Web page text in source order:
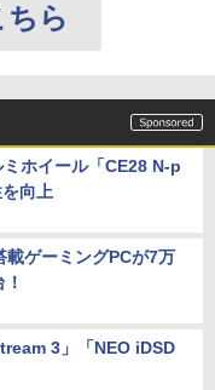
ちら
ホイール「CE28 N-p
向上
ゲーミングPCが7万
3」「NEO iDSD